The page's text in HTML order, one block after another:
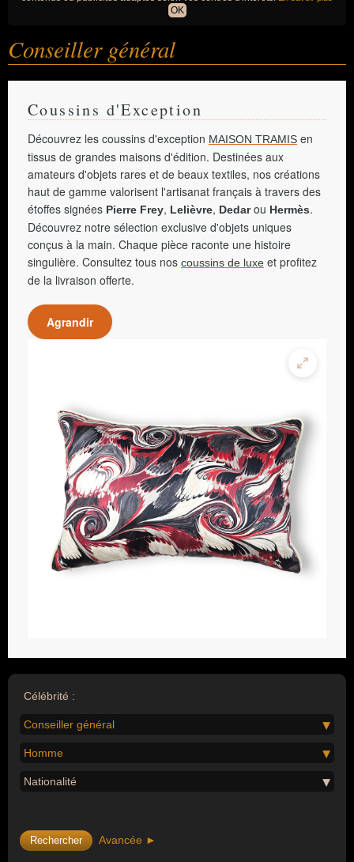
OK
Conseiller général
Coussins d'Exception
Découvrez les coussins d'exception MAISON TRAMIS en
tissus de grandes maisons d'édition. Destinées aux
amateurs d'objets rares et de beaux textiles, nos créations
haut de gamme valorisent l'artisanat français à travers des
étoffes signées Pierre Frey, Lelièvre, Dedarou Hermès.
Découvrez notre sélection exclusive d'objets uniques
conçus à la main. Chaque pièce raconte une histoire
singulière. Consultez tous nos coussins de luxe et profitez
de la livraison offerte.
Agrandir
Célébrité :
Conseiller général
Homme
Nationalité
Avancée ►